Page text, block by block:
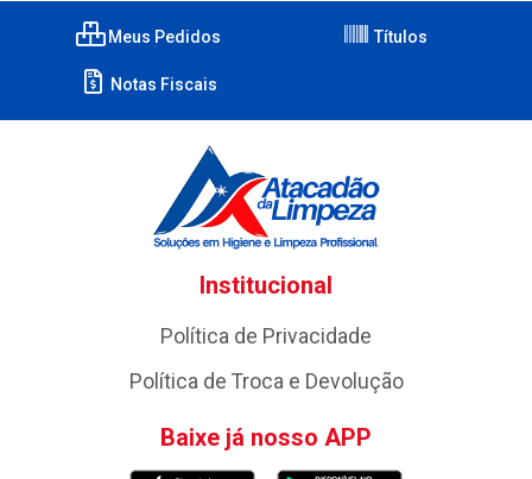
Meus Pedidos Títulos
Notas Fiscais
Institucional
Política de Privacidade
Política de Troca e Devolução
Baixe já nosso APP